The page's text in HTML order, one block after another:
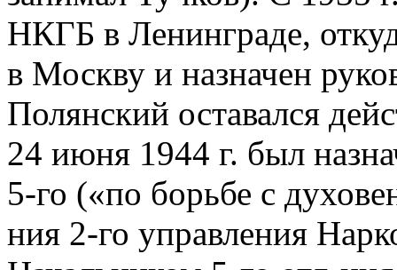
НКГБ в Ленинграде,
в Москву и назначен
Полянский оставался
24 июня 1944 г. был
5-го («по борьбе с
ния 2-го управления